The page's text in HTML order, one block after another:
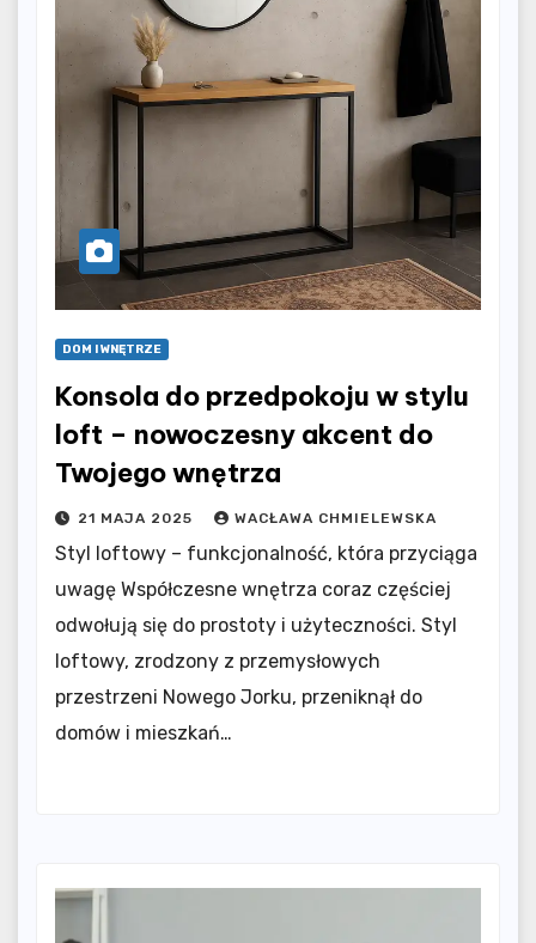
DOM I WNĘTRZE
Konsola do przedpokoju w stylu
loft – nowoczesny akcent do
Twojego wnętrza
21 MAJA 2025 WACŁAWA CHMIELEWSKA
Styl loftowy – funkcjonalność, która przyciąga
uwagę Współczesne wnętrza coraz częściej
odwołują się do prostoty i użyteczności. Styl
loftowy, zrodzony z przemysłowych
przestrzeni Nowego Jorku, przeniknął do
domów i mieszkań…